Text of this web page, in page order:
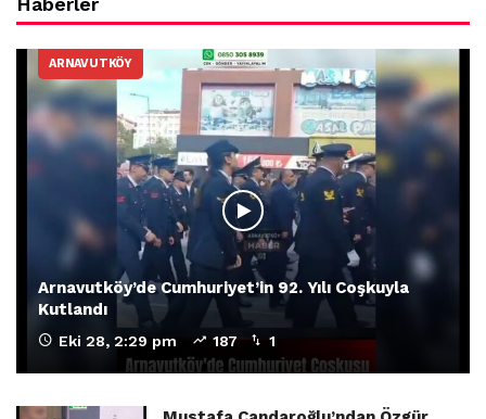
ARNAVUTKÖY
Arnavutköy’de Cumhuriyet’in 92. Yılı Coşkuyla
Kutlandı
Eki 28, 2:29 pm 187 1